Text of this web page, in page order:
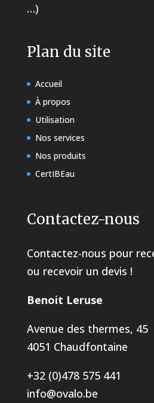
…)
Plan du site
Accueil
À propos
Utilisation
Nos services
Nos produits
CertIBEau
Contactez-nous
Contactez-nous pour
ou recevoir un devis !
Benoit Leruse
Avenue des thermes, 45
4051 Chaudfontaine
+32 (0)478 575 441
info@ovalo.be